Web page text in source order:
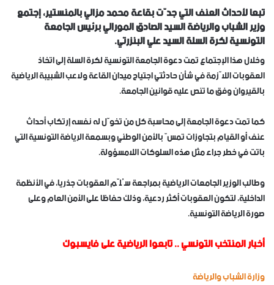
تبعا لأحداث العنف التي جدّت بقاعة محمد مزالي بالمنستير، إجتمع
وزير الشباب والرياضة السيد الصادق المورالي برئيس الجامعة
التونسية لكرة السلة السيد علي البنزرتي.
وخلال هذا الإجتماع تمت دعوة الجامعة التونسية لكرة السلة إلى ️اتخاذ
العقوبات اللاّزمة في شأن حادثتي اجتياح ميدان القاعة ولاعب الشبيبة الرياضية
بالقيروان وفق ما تنص عليه قوانين الجامعة.
كما تمت دعوة الجامعة إلى محاسبة كل من تخوّل له نفسه إرتكاب أحداث
عنف أو القيام بتجاوزات تمسّ بالأمن الوطني وبسمعة الرياضة التونسية التي
باتت في خطر جراء مثل هذه السلوكات اللامسؤولة.
وطالب الوزير الجامعات الرياضية بمراجعة سُلّم العقوبات جذريا، في الأنظمة
الداخلية، لتكون العقوبات أكثر ردعية، وذلك حفاظا على الأمن العام وعلى
صورة الرياضة التونسية.
أخبار المنتخب التونسي..تابعوا الرياضية على فايسبوك
وزارة الشباب والرياضة